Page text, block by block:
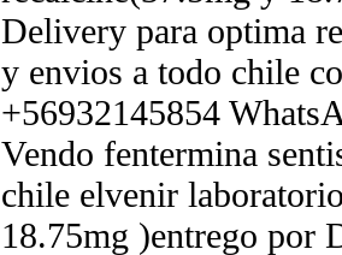
Delivery para optima
y envios a todo chile
+56932145854
Vendo fentermina
chile elvenir
18.75mg )entrego por